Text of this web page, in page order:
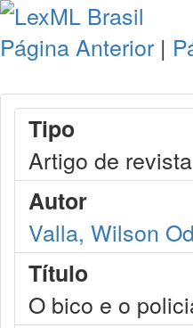
Página Anterior |
Tipo
Artigo de revista
Autor
Valla, Wilson
Título
O bico e o